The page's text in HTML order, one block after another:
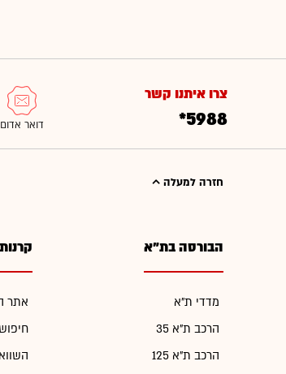
צרו איתנו קשר
*5988
חזרה למעלה
הבורסה בת"א
מדדי ת"א
הרכב ת"א 35
הרכב ת"א 125
אתר